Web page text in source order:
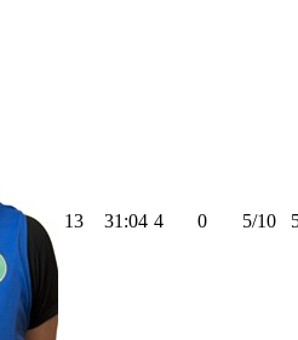
13 31:04 4 0 5/10